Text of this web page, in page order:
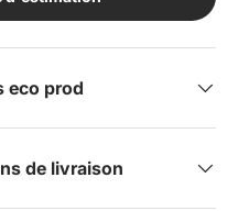
eco prod
de livraison